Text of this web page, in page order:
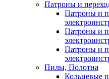
Патроны и
Патроны и
Патроны и
Патроны и
Пилы, Полотна
Кольцевые